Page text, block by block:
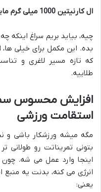
ال کارنیتین 1000 میلی گرم مایع
چیه، بیاید بریم سراغ اینکه
بده. این مکمل برای خیلی ها،
که تازه مسیر لاغری و
طلاییه.
افزایش محسوس
استقامت ورزشی
مگه میشه ورزشکار باشی و
بتونی تمریناتت رو طولانی
اینجا وارد عمل می شه.
انرژی می کنه، بدنت یه منبع
یعنی: